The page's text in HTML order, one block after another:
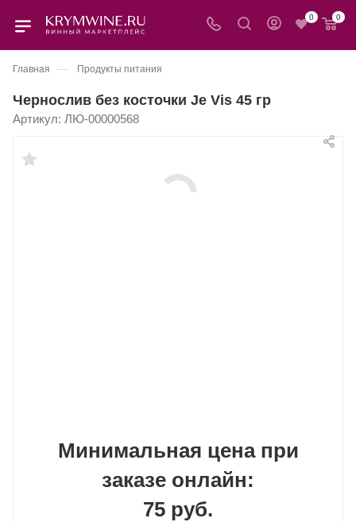
0 0
Главная — Продукты питания
Чернослив без косточки Je Vis 45 гр
Артикул: ЛЮ-00000568
Минимальная цена при
заказе онлайн:
75 руб.